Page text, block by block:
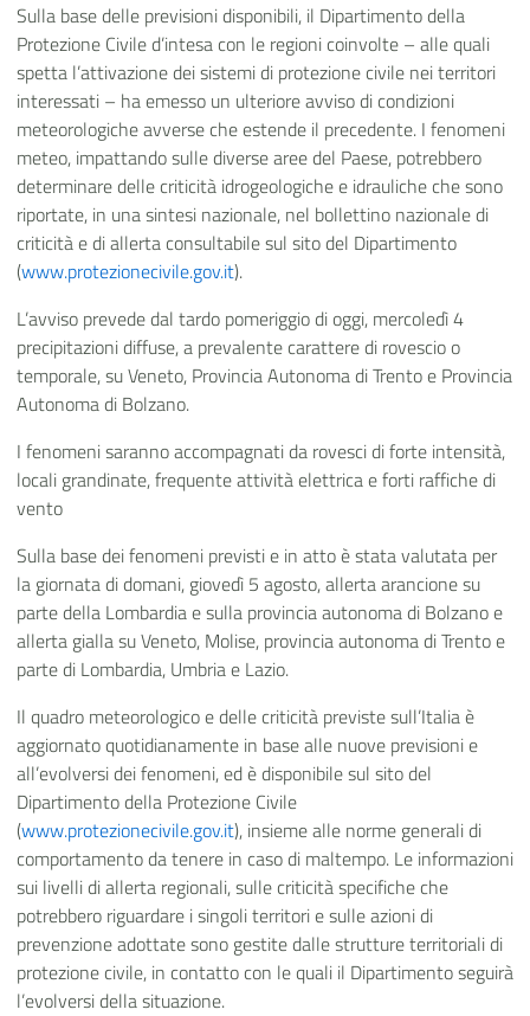
Sulla base delle previsioni disponibili, il Dipartimento della
Protezione Civile d’intesa con le regioni coinvolte – alle quali
spetta l’attivazione dei sistemi di protezione civile nei territori
interessati – ha emesso un ulteriore avviso di condizioni
meteorologiche avverse che estende il precedente. I fenomeni
meteo, impattando sulle diverse aree del Paese, potrebbero
determinare delle criticità idrogeologiche e idrauliche che sono
riportate, in una sintesi nazionale, nel bollettino nazionale di
criticità e di allerta consultabile sul sito del Dipartimento
(www.protezionecivile.gov.it).
L’avviso prevede dal tardo pomeriggio di oggi, mercoledì 4
precipitazioni diffuse, a prevalente carattere di rovescio o
temporale, su Veneto, Provincia Autonoma di Trento e Provincia
Autonoma di Bolzano.
I fenomeni saranno accompagnati da rovesci di forte intensità,
locali grandinate, frequente attività elettrica e forti raffiche di
vento
Sulla base dei fenomeni previsti e in atto è stata valutata per
la giornata di domani, giovedì 5 agosto, allerta arancione su
parte della Lombardia e sulla provincia autonoma di Bolzano e
allerta gialla su Veneto, Molise, provincia autonoma di Trento e
parte di Lombardia, Umbria e Lazio.
Il quadro meteorologico e delle criticità previste sull’Italia è
aggiornato quotidianamente in base alle nuove previsioni e
all’evolversi dei fenomeni, ed è disponibile sul sito del
Dipartimento della Protezione Civile
(www.protezionecivile.gov.it), insieme alle norme generali di
comportamento da tenere in caso di maltempo. Le informazioni
sui livelli di allerta regionali, sulle criticità specifiche che
potrebbero riguardare i singoli territori e sulle azioni di
prevenzione adottate sono gestite dalle strutture territoriali di
protezione civile, in contatto con le quali il Dipartimento seguirà
l’evolversi della situazione.